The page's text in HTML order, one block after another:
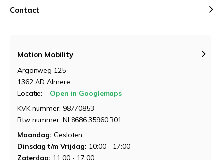
Contact
Motion Mobility
Argonweg 125
1362 AD Almere
Locatie:
Open in Googlemaps
KVK nummer: 98770853
Btw nummer: NL8686.35960.B01
Maandag: Gesloten
Dinsdag t/m Vrijdag: 10:00 - 17:00
Zaterdag: 11:00 - 17:00